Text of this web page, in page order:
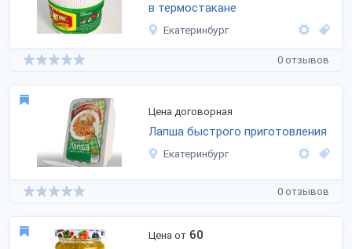
в термостакане
Екатеринбург
0 отзывов
Цена договорная
Лапша быстрого приготовления
Екатеринбург
0 отзывов
Цена от 60